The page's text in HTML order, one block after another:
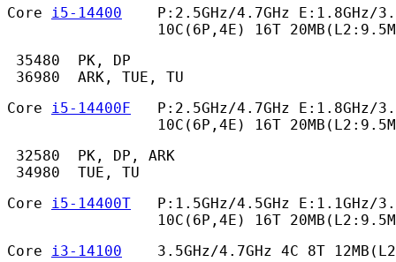
Core i5-14400
P:2.5GHz/4.7GHz E:1.8GHz/
10C(6P,4E) 16T
35480  PK, DP
36980  ARK, TUE, TU
Core i5-14400F
P:2.5GHz/4.7GHz E:1.8GHz/
10C(6P,4E) 16T
32580  PK, DP, ARK
34980  TUE, TU
Core i5-14400T
P:1.5GHz/4.5GHz E:1.1GHz/
10C(6P,4E) 16T
Core i3-14100
3.5GHz/4.7GHz 4C 8T